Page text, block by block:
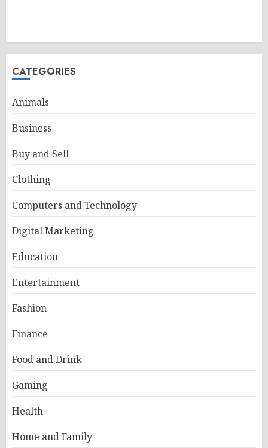
CATEGORIES
Animals
Business
Buy and Sell
Clothing
Computers and Technology
Digital Marketing
Education
Entertainment
Fashion
Finance
Food and Drink
Gaming
Health
Home and Family